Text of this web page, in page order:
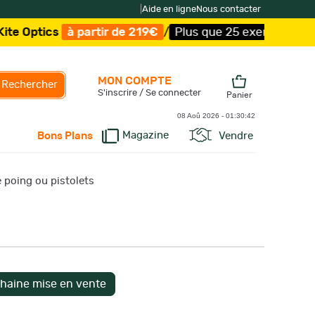
Aide en ligneNous contacter
de 219€ / Plus que 25 exemplaires ! /Livraison
Rechercher
Bons Plans Magazine Vendre
MON COMPTE
S'inscrire / Se connecter Panier
08 Aoû 2026 - 01:30:43
poing ou pistolets